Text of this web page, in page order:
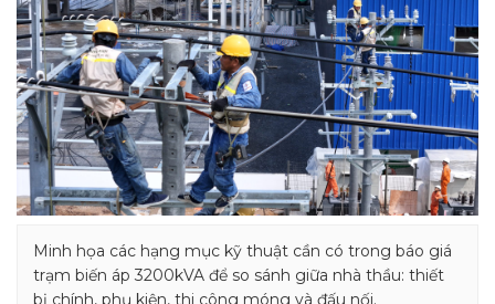
Minh họa các hạng mục kỹ thuật cần có trong báo giá
trạm biến áp 3200kVA để so sánh giữa nhà thầu: thiết
bị chính, phụ kiện, thi công móng và đấu nối.